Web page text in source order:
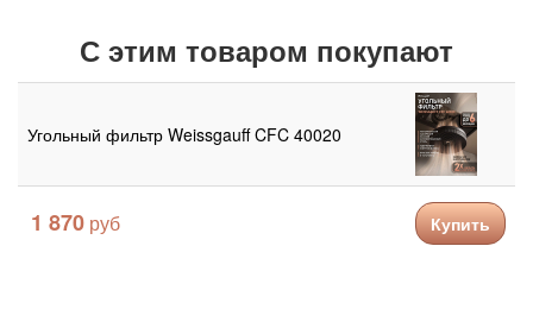
С этим товаром покупают
Угольный фильтр Weissgauff CFC 40020
1 870 Купить